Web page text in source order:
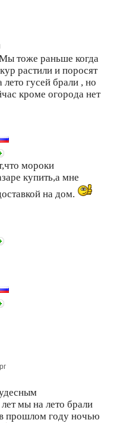
тоже раньше когда
растили и поросят
гусей брали , но
кроме огорода нет
мороки
купить,а мне
на дом.
мы на лето брали
прошлом году ночью